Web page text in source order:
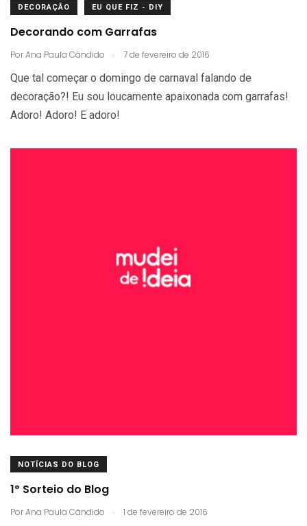
DECORAÇÃO EU QUE FIZ - DIY
Decorando com Garrafas
PorAna Paula Cândido . 7 de fevereiro de 2016
Que tal começar o domingo de carnaval falando de
decoração?! Eu sou loucamente apaixonada com garrafas!
Adoro! Adoro! E adoro!
NOTÍCIAS DO BLOG
1º Sorteio do Blog
PorAna Paula Cândido . 1 de fevereiro de 2016